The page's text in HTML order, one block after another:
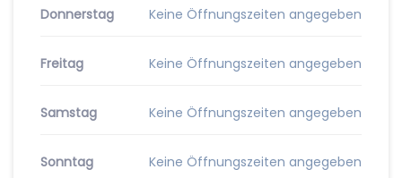
Donnerstag Keine Öffnungszeiten angegeben
Freitag Keine Öffnungszeiten angegeben
Samstag Keine Öffnungszeiten angegeben
Sonntag Keine Öffnungszeiten angegeben